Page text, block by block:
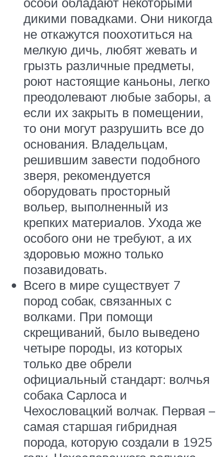
дикими повадками. Они никогда
не откажутся поохотиться на
мелкую дичь, любят жевать и
грызть различные предметы,
роют настоящие каньоны, легко
преодолевают любые заборы, а
если их закрыть в помещении,
то они могут разрушить все до
основания. Владельцам,
решившим завести подобного
зверя, рекомендуется
оборудовать просторный
вольер, выполненный из
крепких материалов. Ухода же
особого они не требуют, а их
здоровью можно только
позавидовать.
Всего в мире существует 7
пород собак, связанных с
волками. При помощи
скрещиваний, было выведено
четыре породы, из которых
только две обрели
официальный стандарт: волчья
собака Сарлоса и
Чехословацкий волчак. Первая –
самая старшая гибридная
порода, которую создали в 1925